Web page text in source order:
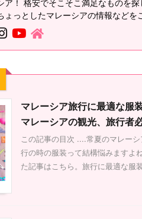
ア！ 格安でそこそこ満足なものを
ょっとしたマレーシアの情報などを
マレーシア旅行に最適な服
マレーシアの観光、旅行者
この記事の目次 ....常夏のマレー
行の時の服装って結構悩みますよ
た記事はこちら。旅行に最適な服
は？マレーシアの電圧は日本と違いま
す。マレーシアの観光、旅行者必見！
記事の目次 ....マレーシアでもスマホ
したいな～と思いますよね？そのままで
電できません。マレーシアの電圧は日本
います。マレーシアの電圧の電圧、周
、プラグの違いについてまとめました。
シアのコンセントのプラグの形も日本と
続きを読む